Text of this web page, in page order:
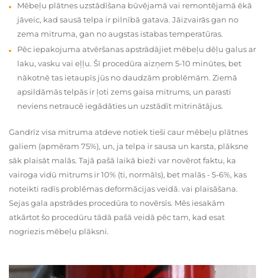
Mēbeļu plātnes uzstādīšana būvējamā vai remontējamā ēkā
jāveic, kad sausā telpa ir pilnībā gatava. Jāizvairās gan no
zema mitruma, gan no augstas istabas temperatūras.
Pēc iepakojuma atvēršanas apstrādājiet mēbeļu dēļu galus ar
laku, vasku vai eļļu. Šī procedūra aizņem 5-10 minūtes, bet
nākotnē tas ietaupīs jūs no daudzām problēmām. Ziemā
apsildāmās telpās ir ļoti zems gaisa mitrums, un parasti
neviens netraucē iegādāties un uzstādīt mitrinātājus.
Gandrīz visa mitruma atdeve notiek tieši caur mēbeļu plātnes
galiem (apmēram 75%), un, ja telpa ir sausa un karsta, plāksne
sāk plaisāt malās. Tajā pašā laikā bieži var novērot faktu, ka
vairoga vidū mitrums ir 10% (ti, normāls), bet malās - 5-6%, kas
noteikti radīs problēmas deformācijas veidā. vai plaisāšana.
Sejas gala apstrādes procedūra to novērsīs. Mēs iesakām
atkārtot šo procedūru tādā pašā veidā pēc tam, kad esat
nogriezis mēbeļu plāksni.